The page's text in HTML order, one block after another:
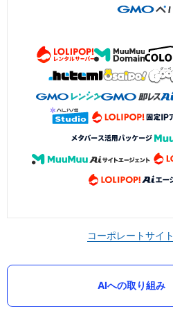
コーポレートサイト
AIへの取り組み